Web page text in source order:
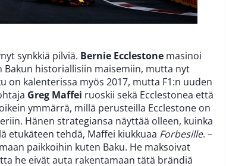
synkkiä pilviä. Bernie Ecclestone masinoi
Bakun historiallisiin maisemiin, mutta nyt
on kalenterissa myös 2017, mutta F1:n uuden
Greg Maffei ruoskii sekä Ecclestonea että
ymmärrä, millä perusteilla Ecclestone on
Hänen strategiansa näyttää olleen, kuinka
etukäteen tehdä, Maffei kiukkuaa Forbesille. –
paikkoihin kuten Baku. He maksoivat
he eivät auta rakentamaan tätä brändiä